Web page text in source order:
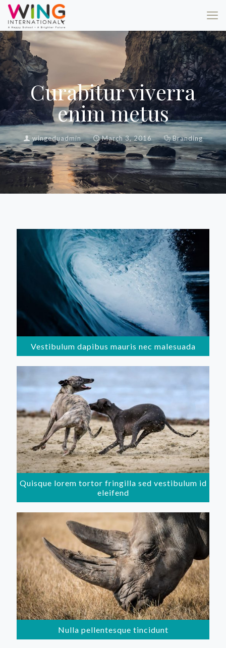
Curabitur viverra
enim metus
wingeduadmin March 3, 2016 Branding
Vestibulum dapibus mauris nec malesuada
Quisque lorem tortor fringilla sed vestibulum id
eleifend
Nulla pellentesque tincidunt